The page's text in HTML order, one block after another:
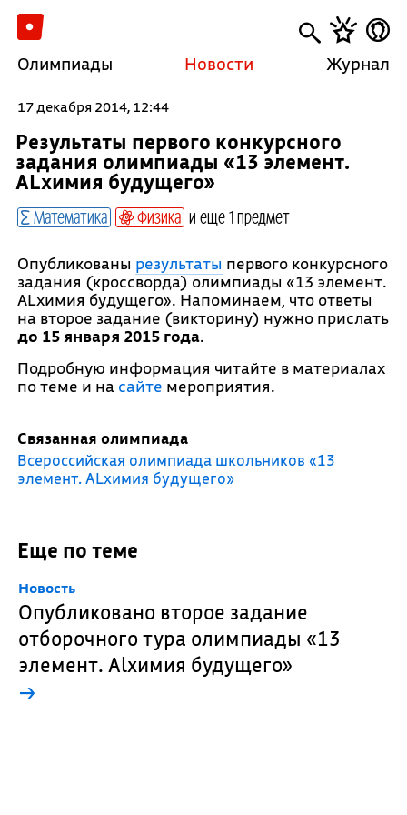
Олимпиады Новости Журнал
17 декабря 2014, 12:44
Результаты первого конкурсного
задания олимпиады «13 элемент.
ALхимия будущего»
Математика Физика и еще 1 предмет
Опубликованы результаты первого конкурсного
задания (кроссворда) олимпиады «13 элемент.
ALхимия будущего». Напоминаем, что ответы
на второе задание (викторину) нужно прислать
до 15 января 2015 года.
Подробную информация читайте в материалах
по теме и на сайте мероприятия.
Связанная олимпиада
Всероссийская олимпиада школьников «13
элемент. ALхимия будущего»
Еще по теме
Новость
Опубликовано второе задание
отборочного тура олимпиады «13
элемент. Alхимия будущего»
→